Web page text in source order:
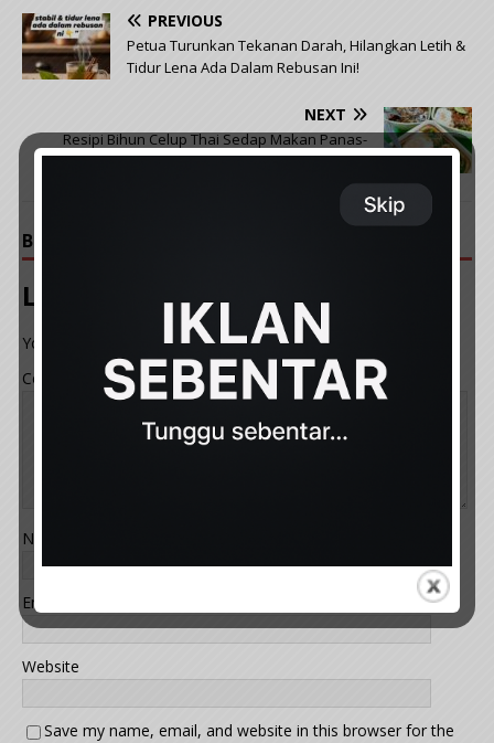
PREVIOUS
Petua Turunkan Tekanan Darah, Hilangkan Letih &
Tidur Lena Ada Dalam Rebusan Ini!
NEXT
Resipi Bihun Celup Thai Sedap Makan Panas-
Panas
BE THE FIRST TO COMMENT
Leave a Reply
Your email address will not be published.
Comment
Name
Email
Website
Save my name, email, and website in this browser for the